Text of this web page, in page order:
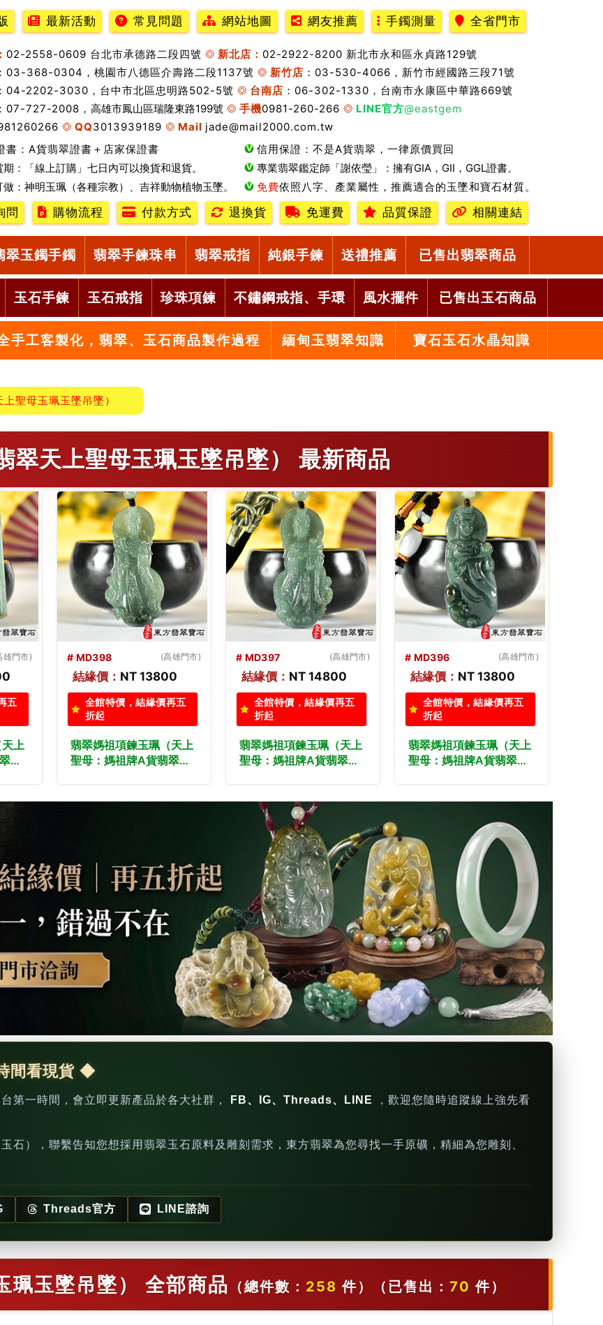
最新活動 常見問題 網站地圖 網友推薦 手鐲測量 全省門市
02-2558-0609 台北市承德路二段四號 新北店： 02-2922-8200 新北市永和區永貞路129號
：03-368-0304，桃園市八德區介壽路二段1137號 新竹店 ：03-530-4066，新竹市經國路三段71號
：04-2202-3030，台中市北區忠明路502-5號 台南店 ：06-302-1330，台南市永康區中華路669號
：07-727-2008， 高雄市鳳山區瑞隆東路199號 手機0981-260-266 LINE官方@eastgem
QQ3013939189 Mail jade@mail2000.com.tw
書：A貨翡翠證書＋店家保證書
信用保證：不是A貨翡翠，一律原價買回
：「線上訂購」七日內可以換貨和退貨。
專業翡翠鑑定師「謝依瑩」：擁有GIA，GII，GGL證書。
：神明玉珮（各種宗教）、吉祥動物植物玉墜。
免費依照八字、產業屬性，推薦適合的玉墜和寶石材質。
問
購物流程 付款方式 退換貨 免運費 品質保證 相關連結
翠玉鐲手鐲 翡翠手鍊珠串 翡翠戒指 純銀手鍊 送禮推薦 已售出翡翠商品
玉石手鍊 玉石戒指 珍珠項鍊 不鏽鋼戒指、手環 風水擺件 已售出玉石商品
手工客製化，翡翠、玉石商品製作過程 緬甸玉翡翠知識 寶石玉石水晶知識
聖母玉珮玉墜吊墜）
翠天上聖母玉珮玉墜吊墜） 最新商品
雄門市)
五
上
媽
各
書
# MD397 (高雄門市)
結緣價： NT 14800
全館特價，結緣價再五
折起
翡翠媽祖項鍊玉珮（天上
聖母：媽祖牌A貨翡翠媽
# MD396 (高雄門市)
結緣價： NT 13800
全館特價，結緣價再五
折起
翡翠媽祖項鍊玉珮（天上
聖母：媽祖牌A貨翡翠媽
MD396。客製化訂做各
種翡翠媽祖吊墜玉珮項
鍊。★附A貨翡翠雙證書
# MD395 (高雄門市)
結緣價： NT 12800
全館特價，結緣價再五
折起
翡翠媽祖項鍊玉珮（天上
聖母：媽祖牌A貨翡翠媽
種翡翠媽祖吊墜玉珮項
鍊。★附A貨翡翠雙證書
間看現貨 ◆
第一時間，會立即更新產品於各大社群， FB、IG、Threads、LINE
，歡迎您隨時追蹤線上強先看
石），聯繫告知您想採用翡翠玉石原料及雕刻需求，東方翡翠為您尋找一手原礦，精細為您雕刻、
Threads官方 LINE諮詢
珮玉墜吊墜） 全部商品 （總件數： 258 件） （已售出： 70 件）